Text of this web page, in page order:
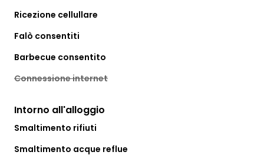
Ricezione cellullare
Falò consentiti
Barbecue consentito
Connessione internet
Intorno all'alloggio
Smaltimento rifiuti
Smaltimento acque reflue